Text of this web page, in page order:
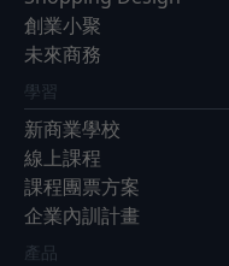
創業小聚
未來商務
學習
新商業學校
線上課程
課程團票方案
企業內訓計畫
產品